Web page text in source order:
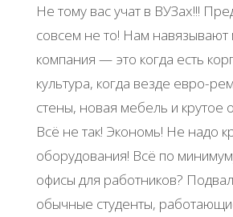
Не тому вас учат в ВУЗах!!!
совсем не то! Нам навязывают
компания — это когда есть
культура, когда везде евро-
стены, новая мебель и крутое
Всё не так! Экономь! Не надо
оборудования! Всё по
офисы для работников?
обычные студенты,